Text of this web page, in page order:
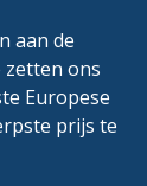
aan de
zetten ons
Europese
prijs te